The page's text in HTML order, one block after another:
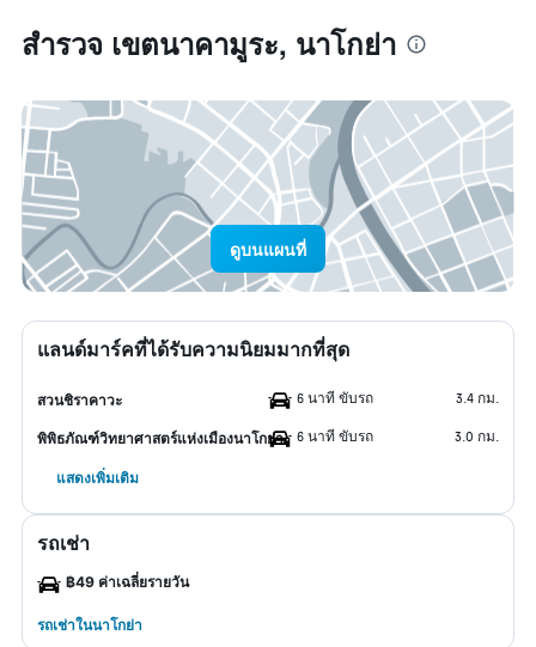
สำรวจ เขตนาคามูระ, นาโกย่า
ดูบนแผนที่
แลนด์มาร์คที่ได้รับความนิยมมากที่สุด
สวนชิราคาวะ 6 นาที ขับรถ 3.4 กม.
พิพิธภัณฑ์วิทยาศาสตร์แห่งเมืองนาโกย่า 6 นาที ขับรถ 3.0 กม.
แสดงเพิ่มเติม
รถเช่า
฿49 ค่าเฉลี่ยรายวัน
รถเช่าในนาโกย่า